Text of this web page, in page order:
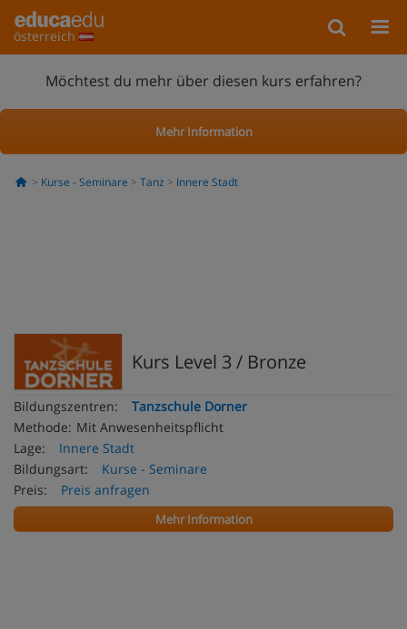
österreich
Möchtest du mehr über diesen kurs erfahren?
Mehr Information
Kurse - Seminare Tanz Innere Stadt
Kurs Level 3 / Bronze
Bildungszentren:
Tanzschule Dorner
Methode: Mit Anwesenheitspflicht
Lage:
Innere Stadt
Bildungsart:
Kurse - Seminare
Preis:
Preis anfragen
Mehr Information